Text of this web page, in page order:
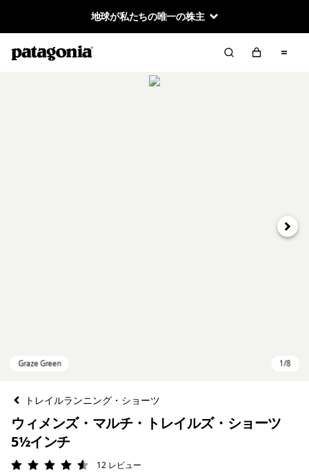
地球が私たちの唯一の株主
次へ
トレイルランニング・ショーツ
ウィメンズ・マルチ・トレイルズ・ショーツ
5½インチ
評価: 4.6 / 5
12 レビュー